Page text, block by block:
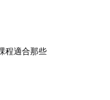
程適合那些